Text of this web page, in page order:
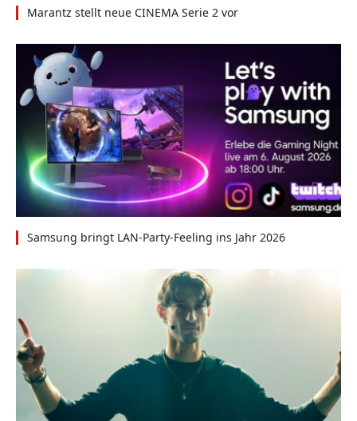
Marantz stellt neue CINEMA Serie 2 vor
Samsung bringt LAN-Party-Feeling ins Jahr 2026